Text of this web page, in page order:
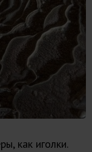
как иголки.